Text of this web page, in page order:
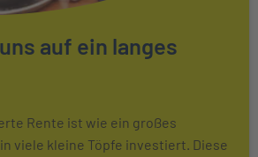
auf ein langes
Rente ist wie ein großes
viele kleine Töpfe investiert. Diese